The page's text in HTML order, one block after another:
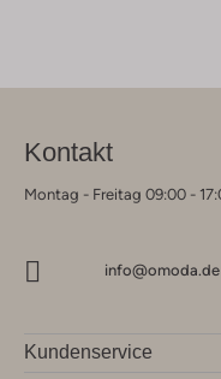
Kontakt
Montag - Freitag 09:00 -
info@omoda.de
Kundenservice